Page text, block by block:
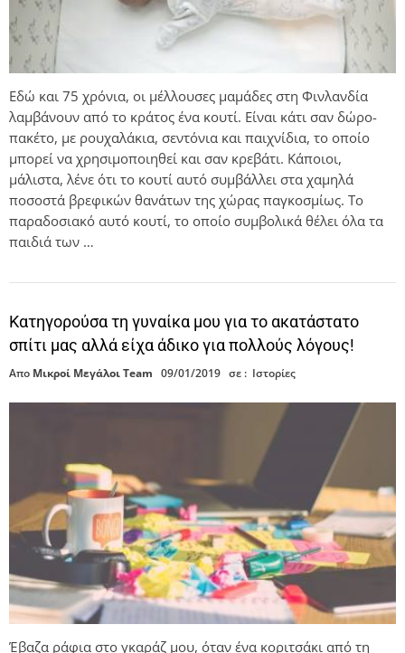
Εδώ και 75 χρόνια, οι μέλλουσες μαμάδες στη Φινλανδία
λαμβάνουν από το κράτος ένα κουτί. Είναι κάτι σαν δώρο-
πακέτο, με ρουχαλάκια, σεντόνια και παιχνίδια, το οποίο
μπορεί να χρησιμοποιηθεί και σαν κρεβάτι. Κάποιοι,
μάλιστα, λένε ότι το κουτί αυτό συμβάλλει στα χαμηλά
ποσοστά βρεφικών θανάτων της χώρας παγκοσμίως. Το
παραδοσιακό αυτό κουτί, το οποίο συμβολικά θέλει όλα τα
παιδιά των …
Κατηγορούσα τη γυναίκα μου για το ακατάστατο
σπίτι μας αλλά είχα άδικο για πολλούς λόγους!
Απο Μικροί Μεγάλοι Team 09/01/2019 σε : Ιστορίες
Έβαζα ράφια στο γκαράζ μου, όταν ένα κοριτσάκι από τη